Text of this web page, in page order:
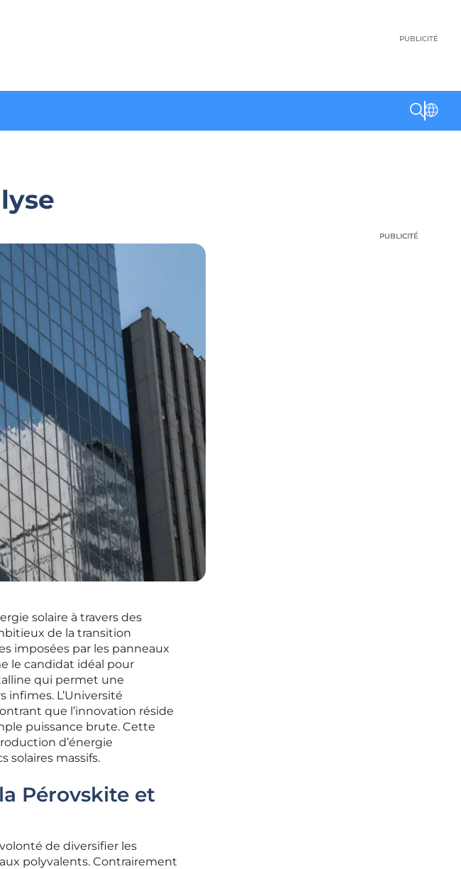
PUBLICITÉ
solaire à travers des
de la transition
imposées par les panneaux
le candidat idéal pour
qui permet une
L’Université
que l’innovation réside
puissance brute. Cette
d’énergie
solaires massifs.
Pérovskite et
de diversifier les
polyvalents. Contrairement
PUBLICITÉ
PUBLICITÉ